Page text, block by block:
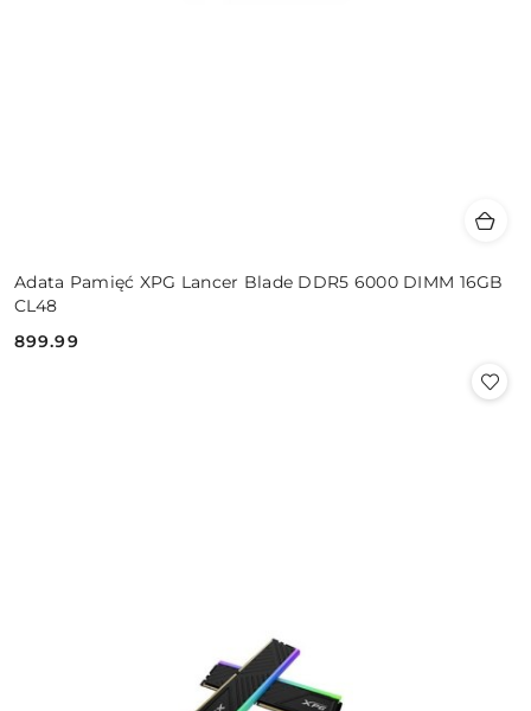
Adata Pamięć XPG Lancer Blade DDR5 6000 DIMM 16GB
CL48
Cena:
899.99